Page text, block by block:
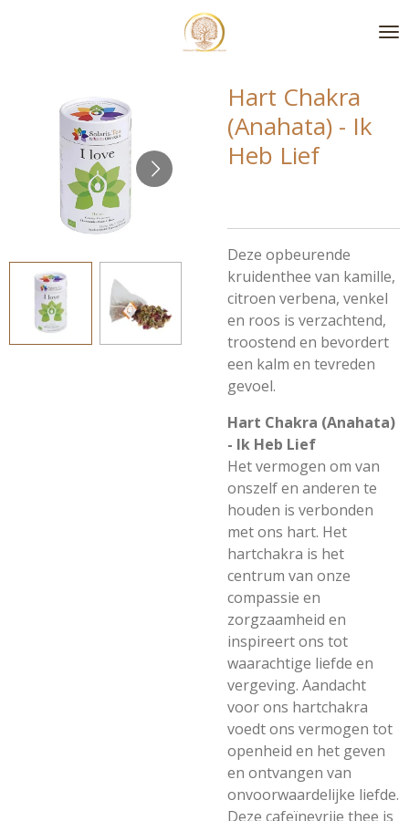
hoofdinhoud
Hart Chakra
(Anahata) - Ik
Heb Lief
Deze opbeurende
kruidenthee van kamille,
citroen verbena, venkel
en roos is verzachtend,
troostend en bevordert
een kalm en tevreden
gevoel.
Hart Chakra (Anahata)
- Ik Heb Lief
Het vermogen om van
onszelf en anderen te
houden is verbonden
met ons hart. Het
hartchakra is het
centrum van onze
compassie en
zorgzaamheid en
inspireert ons tot
waarachtige liefde en
vergeving. Aandacht
voor ons hartchakra
voedt ons vermogen tot
openheid en het geven
en ontvangen van
onvoorwaardelijke liefde.
Deze cafeïnevrije thee is